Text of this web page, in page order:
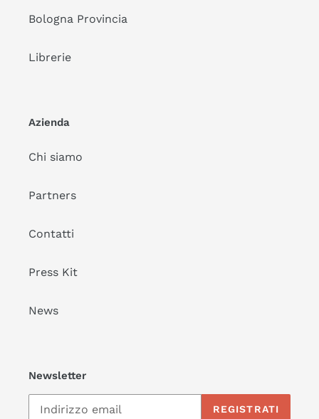
Bologna Provincia
Librerie
Azienda
Chi siamo
Partners
Contatti
Press Kit
News
Newsletter
REGISTRATI